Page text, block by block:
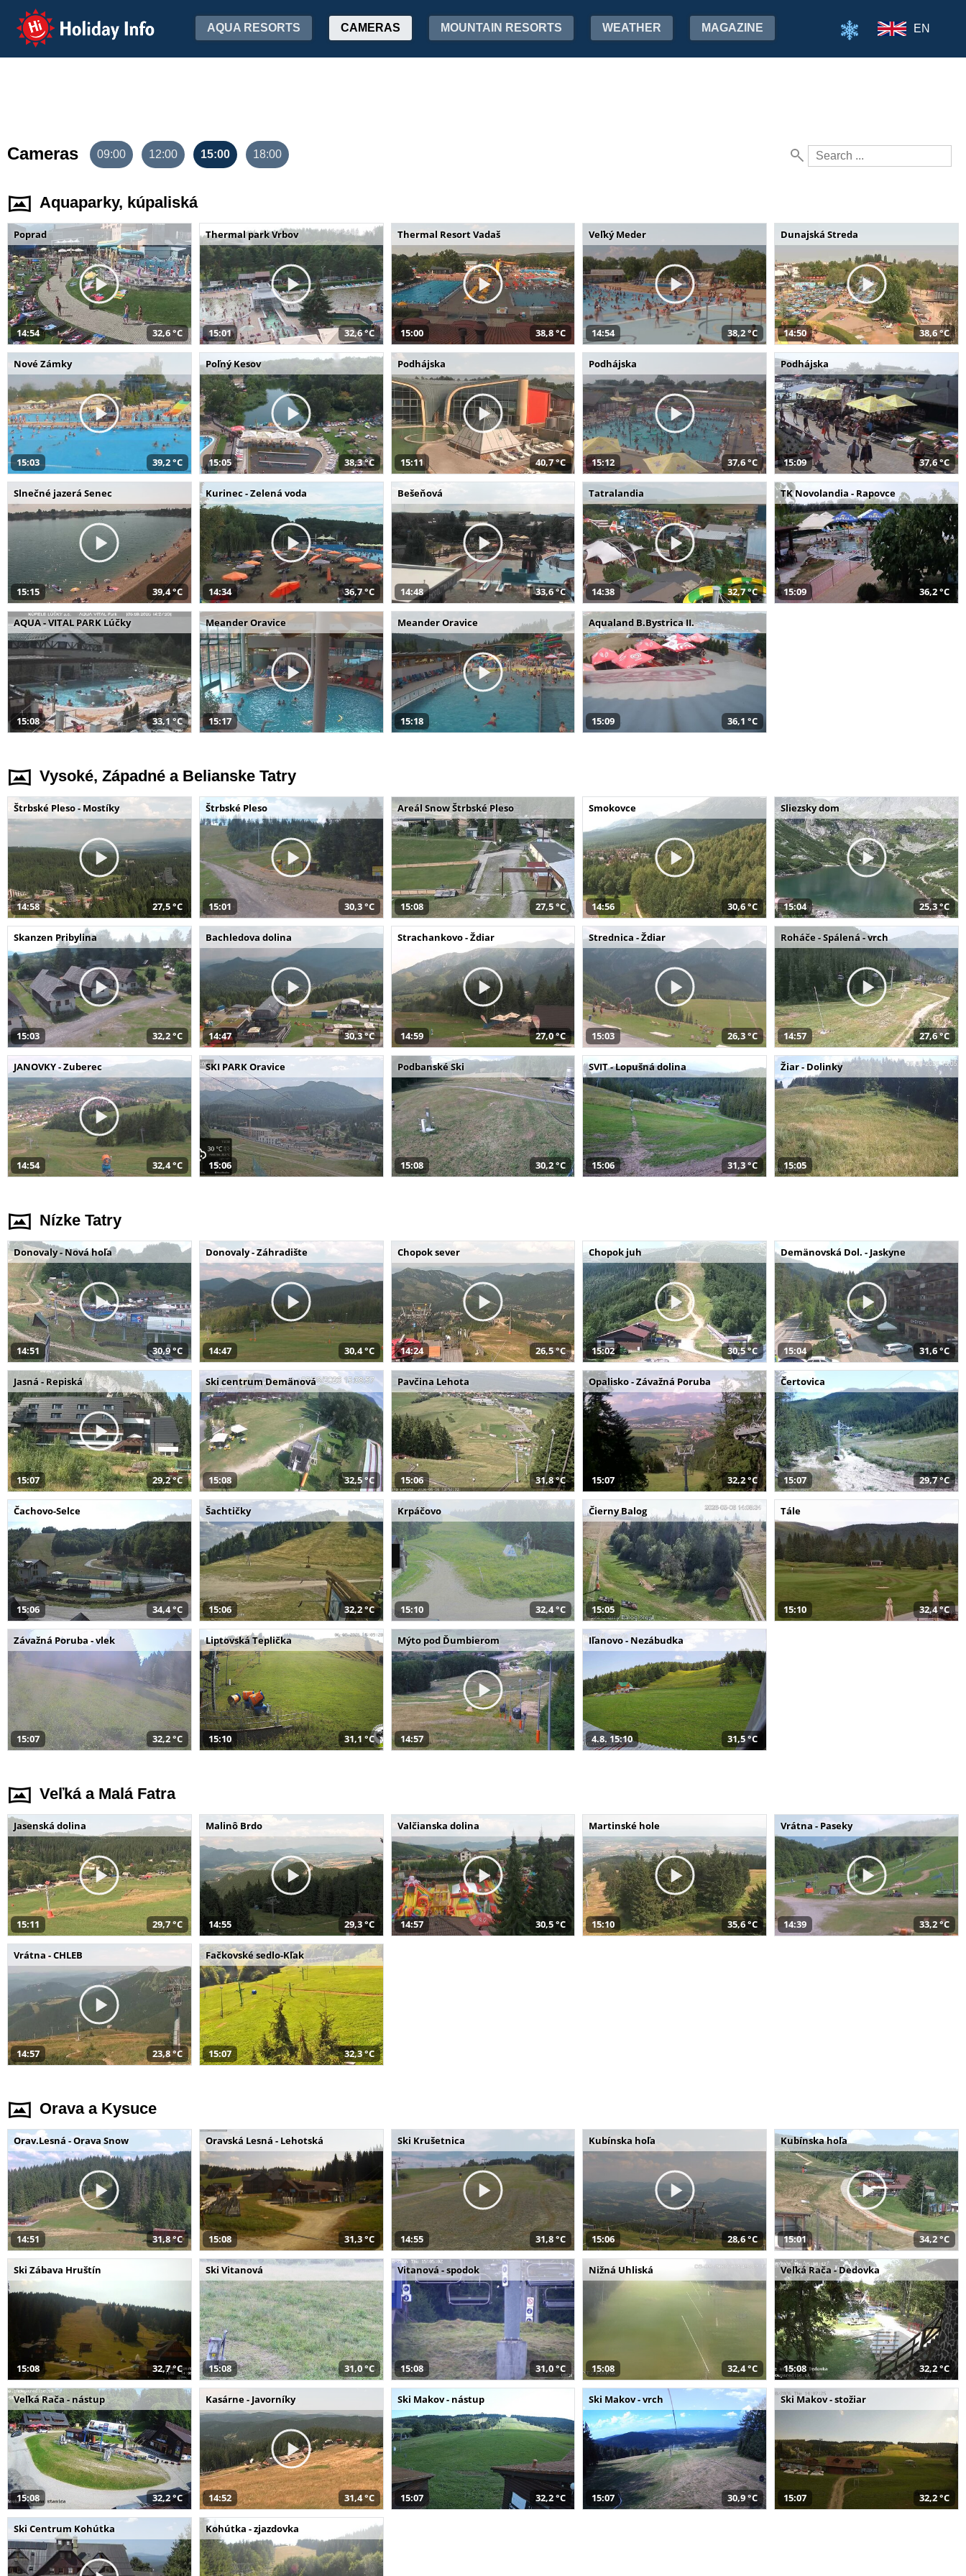
Holiday Info AQUA RESORTS CAMERAS MOUNTAIN RESORTS WEATHER MAGAZINE EN
Cameras 09:00 12:00 15:00 18:00
Aquaparky, kúpaliská
Poprad
14:54 32,6 °C
Thermal park Vrbov
15:01 32,6 °C
Thermal Resort Vadaš
15:00 38,8 °C
Veľký Meder
14:54 38,2 °C
Dunajská Streda
14:50 38,6 °C
Nové Zámky
15:03 39,2 °C
Poľný Kesov
15:05 38,3 °C
Podhájska
15:11 40,7 °C
Podhájska
15:12 37,6 °C
Podhájska
15:09 37,6 °C
Slnečné jazerá Senec
15:15 39,4 °C
Kurinec - Zelená voda
14:34 36,7 °C
Bešeňová
14:48 33,6 °C
Tatralandia
14:38 32,7 °C
TK Novolandia - Rapovce
15:09 36,2 °C
AQUA - VITAL PARK Lúčky
15:08 33,1 °C
Meander Oravice
15:17
Meander Oravice
15:18
Aqualand B.Bystrica II.
15:09 36,1 °C
Vysoké, Západné a Belianske Tatry
Štrbské Pleso - Mostíky
14:58 27,5 °C
Štrbské Pleso
15:01 30,3 °C
Areál Snow Štrbské Pleso
15:08 27,5 °C
Smokovce
14:56 30,6 °C
Sliezsky dom
15:04 25,3 °C
Skanzen Pribylina
15:03 32,2 °C
Bachledova dolina
14:47 30,3 °C
Strachankovo - Ždiar
14:59 27,0 °C
Strednica - Ždiar
15:03 26,3 °C
Roháče - Spálená - vrch
14:57 27,6 °C
JANOVKY - Zuberec
14:54 32,4 °C
SKI PARK Oravice
15:06
Podbanské Ski
15:08 30,2 °C
SVIT - Lopušná dolina
15:06 31,3 °C
Žiar - Dolinky
15:05
Nízke Tatry
Donovaly - Nová hoľa
14:51 30,9 °C
Donovaly - Záhradište
14:47 30,4 °C
Chopok sever
14:24 26,5 °C
Chopok juh
15:02 30,5 °C
Demänovská Dol. - Jaskyne
15:04 31,6 °C
Jasná - Repiská
15:07 29,2 °C
Ski centrum Demänová
15:08 32,5 °C
Pavčina Lehota
15:06 31,8 °C
Opalisko - Závažná Poruba
15:07 32,2 °C
Čertovica
15:07 29,7 °C
Čachovo-Selce
15:06 34,4 °C
Šachtičky
15:06 32,2 °C
Krpáčovo
15:10 32,4 °C
Čierny Balog
15:05
Tále
15:10 32,4 °C
Závažná Poruba - vlek
15:07 32,2 °C
Liptovská Teplička
15:10 31,1 °C
Mýto pod Ďumbierom
14:57
Iľanovo - Nezábudka
4.8. 15:10 31,5 °C
Veľká a Malá Fatra
Jasenská dolina
15:11 29,7 °C
Malinô Brdo
14:55 29,3 °C
Valčianska dolina
14:57 30,5 °C
Martinské hole
15:10 35,6 °C
Vrátna - Paseky
14:39 33,2 °C
Vrátna - CHLEB
14:57 23,8 °C
Fačkovské sedlo-Kľak
15:07 32,3 °C
Orava a Kysuce
Orav.Lesná - Orava Snow
14:51 31,8 °C
Oravská Lesná - Lehotská
15:08 31,3 °C
Ski Krušetnica
14:55 31,8 °C
Kubínska hoľa
15:06 28,6 °C
Kubínska hoľa
15:01 34,2 °C
Ski Zábava Hruštín
15:08 32,7 °C
Ski Vitanová
15:08 31,0 °C
Vitanová - spodok
15:08 31,0 °C
Nižná Uhliská
15:08 32,4 °C
Veľká Rača - Dedovka
15:08 32,2 °C
Veľká Rača - nástup
15:08 32,2 °C
Kasárne - Javorníky
14:52 31,4 °C
Ski Makov - nástup
15:07 32,2 °C
Ski Makov - vrch
15:07 30,9 °C
Ski Makov - stožiar
15:07 32,2 °C
Ski Centrum Kohútka Kohútka - zjazdovka